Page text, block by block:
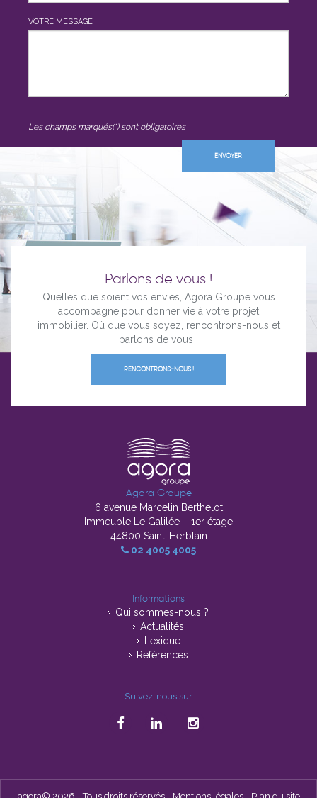
VOTRE MESSAGE
Les champs marqués(*) sont obligatoires
Parlons de vous !
Quelles que soient vos envies, Agora Groupe vous
accompagne pour donner vie à votre projet
immobilier. Où que vous soyez, rencontrons-nous et
parlons de vous !
RENCONTRONS-NOUS !
Agora Groupe
6 avenue Marcelin Berthelot
Immeuble Le Galilée – 1er étage
44800 Saint-Herblain
02 4005 4005
Informations
Qui sommes-nous ?
Actualités
Lexique
Références
Suivez-nous sur